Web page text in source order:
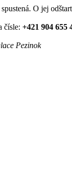
O jej
čísle: +421 904 655
Pezinok